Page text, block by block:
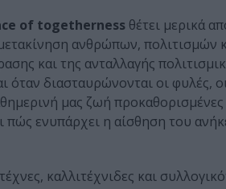
of togetherness θέτει μερικά
ανθρώπων,
και της ανταλλαγής
όταν διασταυρώνονται οι φυλές,
μας ζωή
πώς ενυπάρχει η αίσθηση του
καλλιτέχνιδες και